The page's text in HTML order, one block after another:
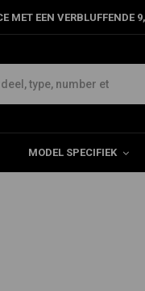
MET EEN VERBLUFFENDE
MODEL SPECIFIEK
Achterrem Kreidler 17''